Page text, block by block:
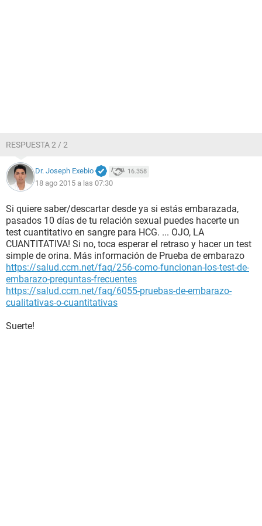
RESPUESTA 2 / 2
Dr. Joseph Exebio 16.358
18 ago 2015 a las 07:30
Si quiere saber/descartar desde ya si estás embarazada,
pasados 10 días de tu relación sexual puedes hacerte un
test cuantitativo en sangre para HCG. ... OJO, LA
CUANTITATIVA! Si no, toca esperar el retraso y hacer un test
simple de orina. Más información de Prueba de embarazo
https://salud.ccm.net/faq/256-como-funcionan-los-test-de-
embarazo-preguntas-frecuentes
https://salud.ccm.net/faq/6055-pruebas-de-embarazo-
cualitativas-o-cuantitativas
Suerte!